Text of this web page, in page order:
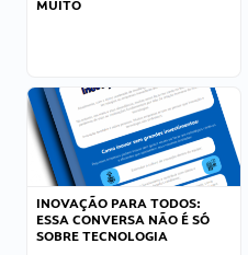
MUITO
INOVAÇÃO PARA TODOS:
ESSA CONVERSA NÃO É SÓ
SOBRE TECNOLOGIA